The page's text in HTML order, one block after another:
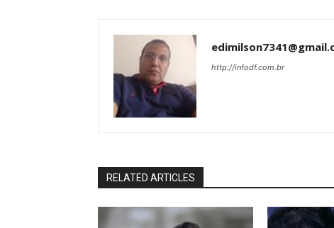
http://infodf.com.br
RELATED ARTICLES